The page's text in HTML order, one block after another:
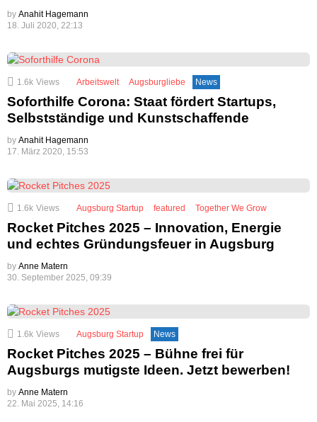
by Anahit Hagemann
18. Juli 2020, 22:13
1.6k Views Arbeitswelt Augsburgliebe News
Soforthilfe Corona: Staat fördert Startups,
Selbstständige und Kunstschaffende
by Anahit Hagemann
17. März 2020, 15:53
1.6k Views Augsburg Startup featured Together We Grow
Rocket Pitches 2025 – Innovation, Energie
und echtes Gründungsfeuer in Augsburg
by Anne Matern
30. September 2025, 09:39
1.6k Views Augsburg Startup News
Rocket Pitches 2025 – Bühne frei für
Augsburgs mutigste Ideen. Jetzt bewerben!
by Anne Matern
22. Mai 2025, 14:16